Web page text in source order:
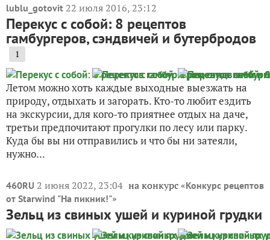
lublu_gotovit 22 июля 2016, 23:12
Перекус с собой: 8 рецептов
гамбургеров, сэндвичей и бутербродов
1
Летом можно хоть каждые выходные выезжать на
природу, отдыхать и загорать. Кто-то любит ездить
на экскурсии, для кого-то приятнее отдых на даче,
третьи предпочитают прогулки по лесу или парку.
Куда бы вы ни отправились и что бы ни затеяли,
нужно...
460RU 2 июня 2022, 23:04 на конкурс «Конкурс рецептов
от Starwind "На пикник!"»
Зельц из свиных ушей и куриной грудки